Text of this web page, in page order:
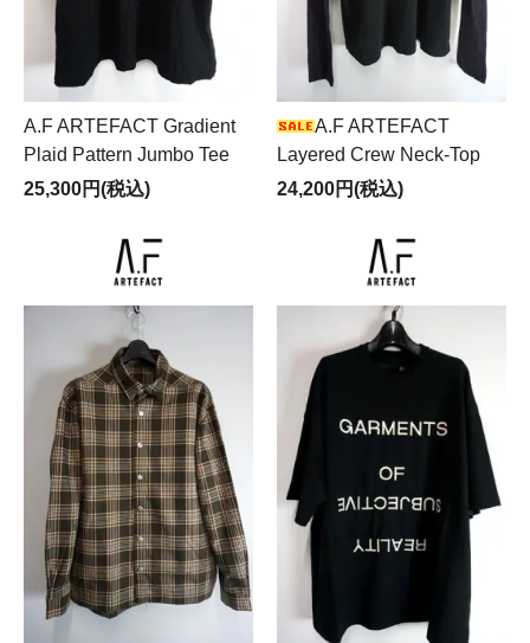
A.F ARTEFACT Gradient
Plaid Pattern Jumbo Tee
25,300円(税込)
A.F ARTEFACT
Layered Crew Neck-Top
24,200円(税込)